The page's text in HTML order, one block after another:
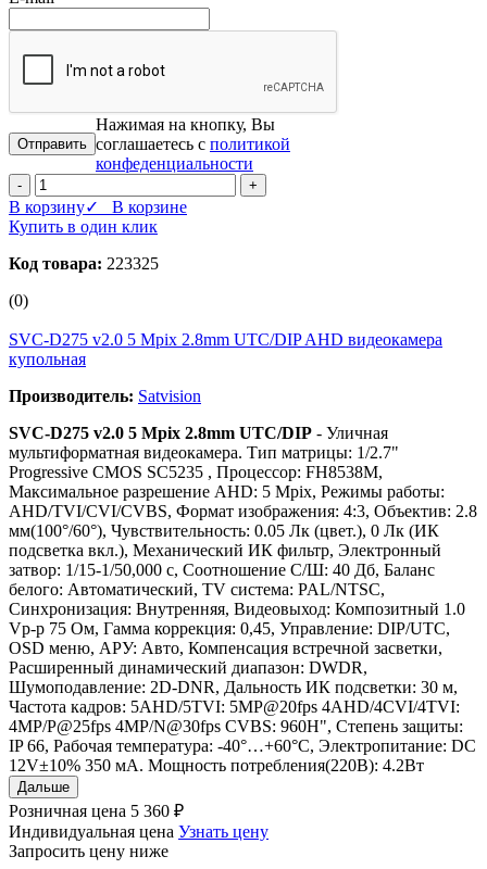
Нажимая на кнопку, Вы
соглашаетесь с политикой
конфеденциальности
- +
В корзину✓ В корзине
Купить в один клик
Код товара: 223325
(0)
SVC-D275 v2.0 5 Mpix 2.8mm UTC/DIP AHD видеокамера
купольная
Производитель: Satvision
SVC-D275 v2.0 5 Mpix 2.8mm UTC/DIP - Уличная
мультиформатная видеокамера. Тип матрицы: 1/2.7"
Progressive CMOS SC5235 , Процессор: FH8538M,
Максимальное разрешение AHD: 5 Mpix, Режимы работы:
AHD/TVI/CVI/CVBS, Формат изображения: 4:3, Объектив: 2.8
мм(100°/60°), Чувствительность: 0.05 Лк (цвет.), 0 Лк (ИК
подсветка вкл.), Механический ИК фильтр, Электронный
затвор: 1/15-1/50,000 c, Соотношение С/Ш: 40 Дб, Баланс
белого: Автоматический, TV система: PAL/NTSC,
Синхронизация: Внутренняя, Видеовыход: Композитный 1.0
Vp-p 75 Ом, Гамма коррекция: 0,45, Управление: DIP/UTC,
OSD меню, АРУ: Авто, Компенсация встречной засветки,
Расширенный динамический диапазон: DWDR,
Шумоподавление: 2D-DNR, Дальность ИК подсветки: 30 м,
Частота кадров: 5AHD/5TVI: 5MP@20fps 4AHD/4CVI/4TVI:
4MP/P@25fps 4MP/N@30fps CVBS: 960H", Степень защиты:
IP 66, Рабочая температура: -40°…+60°C, Электропитание: DC
12V±10% 350 мА. Мощность потребления(220В): 4.2Вт
Дальше
Розничная цена 5 360 ₽
Индивидуальная цена Узнать цену
Запросить цену ниже